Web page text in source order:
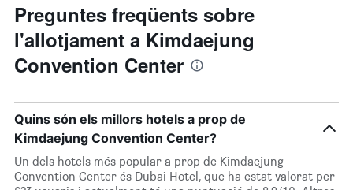
Preguntes freqüents sobre
l'allotjament a Kimdaejung
Convention Center
Quins són els millors hotels a prop de
Kimdaejung Convention Center?
Un dels hotels més popular a prop de Kimdaejung
Convention Center és Dubai Hotel, que ha estat valorat per